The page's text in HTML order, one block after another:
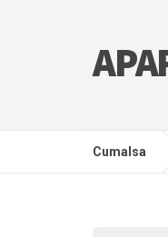
Cumalsa